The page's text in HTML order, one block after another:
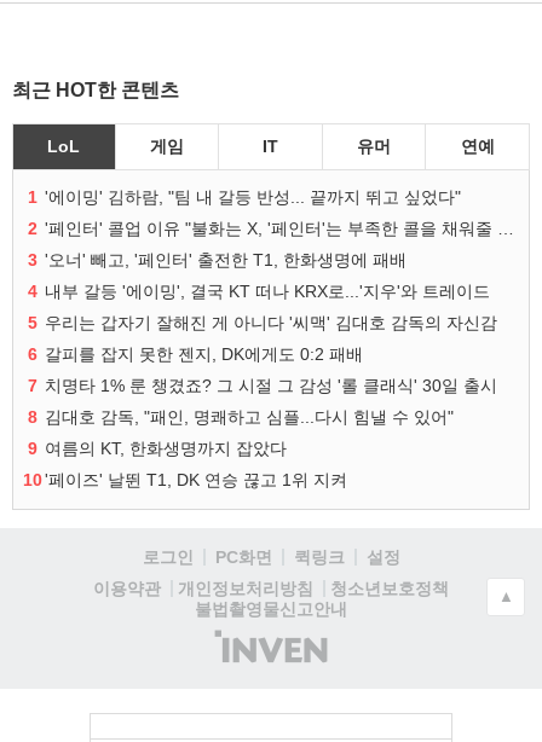
최근 HOT한 콘텐츠
LoL 게임 IT 유머 연예
1 '에이밍' 김하람, "팀 내 갈등 반성... 끝까지 뛰고 싶었다"
2
3 '오너' 빼고, '페인터' 출전한 T1, 한화생명에 패배
4 내부 갈등 '에이밍', 결국 KT 떠나 KRX로...'지우'와 트레이드
5 우리는 갑자기 잘해진 게 아니다 '씨맥' 김대호 감독의 자신감
6 갈피를 잡지 못한 젠지, DK에게도 0:2 패배
7 치명타 1% 룬 챙겼죠? 그 시절 그 감성 '롤 클래식' 30일 출시
8 김대호 감독, "패인, 명쾌하고 심플...다시 힘낼 수 있어"
9 여름의 KT, 한화생명까지 잡았다
10'페이즈' 날뛴 T1, DK 연승 끊고 1위 지켜
로그인 PC화면 퀵링크
설정
이용약관
개인정보처리방침
청소년보호정책
불법촬영물신고안내
(주)
인
▲